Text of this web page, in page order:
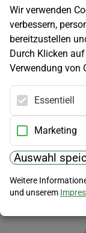
Unverzichtbarer
24, €
Wir verwenden
verbessern,
bereitzustellen
Durch Klicken
Verwendung von
Essentiell
Marketing
Auswahl
Weitere
und unserem